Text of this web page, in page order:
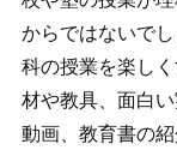
からではないで
科の授業を楽し
材や教具、面白
動画、教育書の